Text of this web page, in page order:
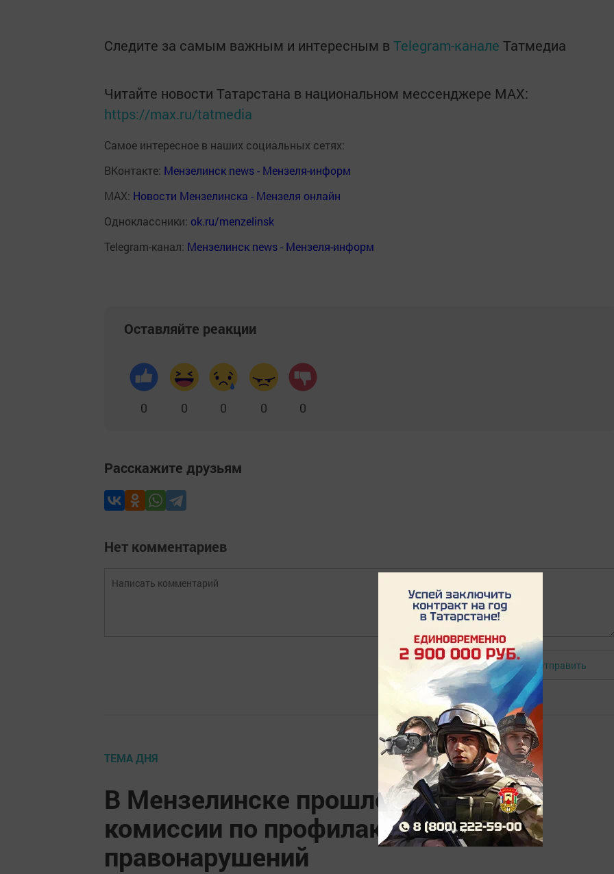
Следите за самым важным и интересным в Telegram-канале Татмедиа
Читайте новости Татарстана в национальном мессенджере MАХ:
https://max.ru/tatmedia
Самое интересное в наших социальных сетях:
ВКонтакте: Мензелинск news - Мензеля-информ
MAX: Новости Мензелинска - Мензеля онлайн
Одноклассники: ok.ru/menzelinsk
Telegram-канал: Мензелинск news - Мензеля-информ
Оставляйте реакции
0 0 0 0 0
Расскажите друзьям
Нет комментариев
Авторизоваться Отправить
ТЕМА ДНЯ
В Мензелинске прошло заседание
комиссии по профилактике
правонарушений